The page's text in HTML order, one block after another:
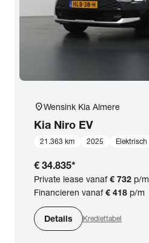
location_onWensink Kia Almere
Kia Niro EV
21.363 km 2025 Elektrisch
€ 34.835*
Private lease vanaf€ 732 p/m
Financieren vanaf€ 418 p/m
Details Krediettabel